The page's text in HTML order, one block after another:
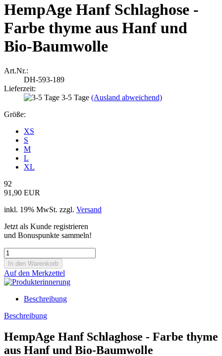
HempAge Hanf Schlaghose -
Farbe thyme aus Hanf und
Bio-Baumwolle
Art.Nr.:
DH-593-189
Lieferzeit:
3-5 Tage (Ausland abweichend)
Größe:
XS
S
M
L
XL
92
91,90 EUR
inkl. 19% MwSt. zzgl. Versand
Jetzt als Kunde registrieren
und Bonuspunkte sammeln!
Auf den Merkzettel
Beschreibung
Beschreibung
HempAge Hanf Schlaghose - Farbe thyme
aus Hanf und Bio-Baumwolle